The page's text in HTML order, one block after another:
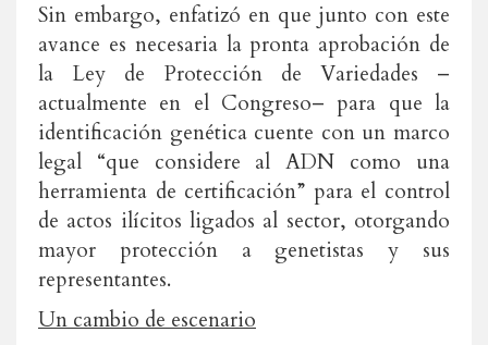
Sin embargo, enfatizó en que junto con este
avance es necesaria la pronta aprobación de
la Ley de Protección de Variedades ­–
actualmente en el Congreso– para que la
identificación genética cuente con un marco
legal “que considere al ADN como una
herramienta de certificación” para el control
de actos ilícitos ligados al sector, otorgando
mayor protección a genetistas y sus
representantes.
Un cambio de escenario